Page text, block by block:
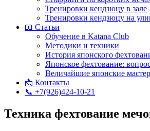
Тренировки кендзюцу в зале
Тренировки кендзюцу на
📖 Статьи
Обучение в Katana Club
Методики и техники
История японского
Японское фехтование:
Величайшие японские
📩 Контакты
📞 +7(926)424-10-21
Техника фехтование